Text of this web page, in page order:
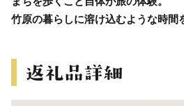
竹原の暮らしに溶け込むような時間